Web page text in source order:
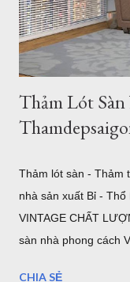
Thảm Lót Sàn lông
2,600,000đ
...
Thảm Lót
Thảm lót sàn - Thảm
nhà sản xuất Bỉ -
VINTAGE CHẤT
sàn nhà phong cách
CHIA SẺ